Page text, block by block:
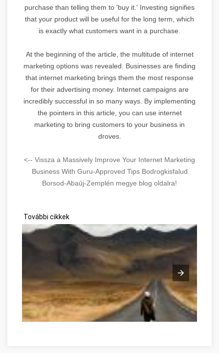
purchase than telling them to 'buy it.' Investing signifies
that your product will be useful for the long term, which
is exactly what customers want in a purchase.
At the beginning of the article, the multitude of internet
marketing options was revealed. Businesses are finding
that internet marketing brings them the most response
for their advertising money. Internet campaigns are
incredibly successful in so many ways. By implementing
the pointers in this article, you can use internet
marketing to bring customers to your business in
droves.
<-- Vissza a Massively Improve Your Internet Marketing
Business With Guru-Approved Tips Bodrogkisfalud
Borsod-Abaúj-Zemplén megye blog oldalra!
További cikkek